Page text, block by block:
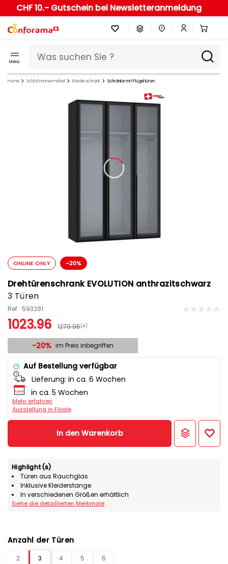
CHF 10.- Gutschein bei Newsletteranmeldung
Menü
Home Schlafzimmermöbel Kleiderschrank Schränke mit Flügeltüren
ONLINE ONLY -20%
Drehtürenschrank EVOLUTION anthrazitschwarz
3 Türen
Ref.: 593281
1023.96 1279.95(A)
-20% im Preis inbegriffen
Auf Bestellung verfügbar
Lieferung: in ca. 6 Wochen
in ca. 5 Wochen
Mehr erfahren
Ausstellung in Filiale
In den Warenkorb
Highlight(s)
Türen aus Rauchglas
Inklusive Kleiderstange
In verschiedenen Größen erhältlich
Siehe die detaillierten Merkmale
Anzahl der Türen
2 3 4 5 6